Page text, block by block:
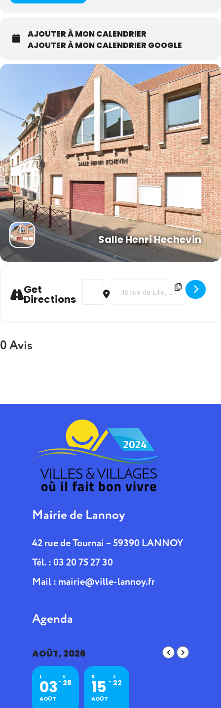
AJOUTER À MON CALENDRIER
AJOUTER À MON CALENDRIER GOOGLE
Salle Henri Hechevin
Get
Directions
Address - Voeux municipaux [GoxKyHili]
Destination Address - Voeux
0 Avis
Mairie de Lannoy
42 rue de Tournai – 59390 LANNOY
Tél. : 03 20 75 27 30
Mail : mairie@ville-lannoy.fr
Agenda
AOÛT, 2026
L
03
AOÛT
V
28
S
15
AOÛT
S
22